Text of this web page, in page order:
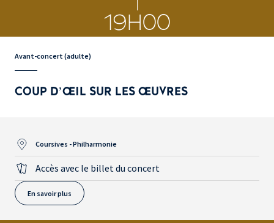
19H00
Avant-concert (adulte)
COUP D’ŒIL SUR LES ŒUVRES
Coursives - Philharmonie
Accès avec le billet du concert
En savoir plus